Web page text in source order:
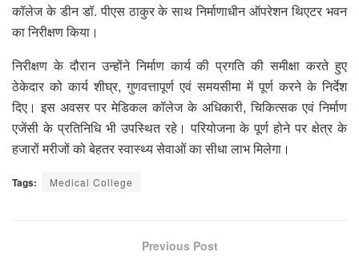
कॉलेज के डीन डॉ. पीएस ठाकुर के साथ निर्माणाधीन ऑपरेशन थिएटर भवन
का निरीक्षण किया।
निरीक्षण के दौरान उन्होंने निर्माण कार्य की प्रगति की समीक्षा करते हुए
ठेकेदार को कार्य शीघ्र, गुणवत्तापूर्ण एवं समयसीमा में पूर्ण करने के निर्देश
दिए। इस अवसर पर मेडिकल कॉलेज के अधिकारी, चिकित्सक एवं निर्माण
एजेंसी के प्रतिनिधि भी उपस्थित रहे। परियोजना के पूर्ण होने पर क्षेत्र के
हजारों मरीजों को बेहतर स्वास्थ्य सेवाओं का सीधा लाभ मिलेगा।
Tags: Medical College
Previous Post